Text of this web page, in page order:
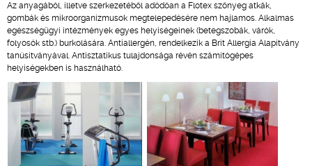
Az anyagából, illetve szerkezetéből adódóan a Flotex szőnyeg atkák,
gombák és mikroorganizmusok megtelepedésére nem hajlamos. Alkalmas
egészségügyi intézmények egyes helyiségeinek (betegszobák, várók,
folyosók stb.) burkolására. Antiallergén, rendelkezik a Brit Allergia Alapítvány
tanúsítványával. Antisztatikus tulajdonsága révén számítógépes
helyiségekben is használható.